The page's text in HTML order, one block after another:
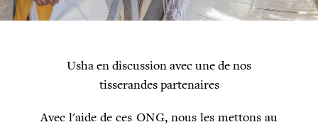
Usha en discussion avec une de nos
tisserandes partenaires
Avec l'aide de ces ONG, nous les mettons au